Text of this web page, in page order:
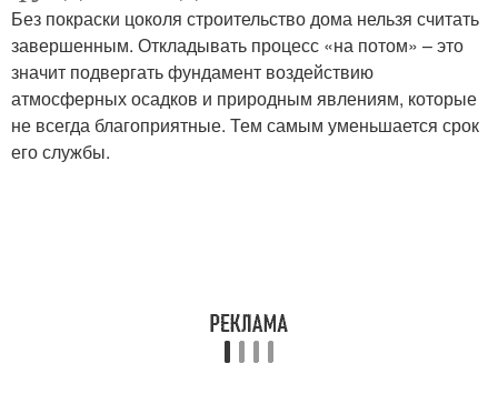
Без покраски цоколя строительство дома нельзя считать
завершенным. Откладывать процесс «на потом» – это
значит подвергать фундамент воздействию
атмосферных осадков и природным явлениям, которые
не всегда благоприятные. Тем самым уменьшается срок
его службы.